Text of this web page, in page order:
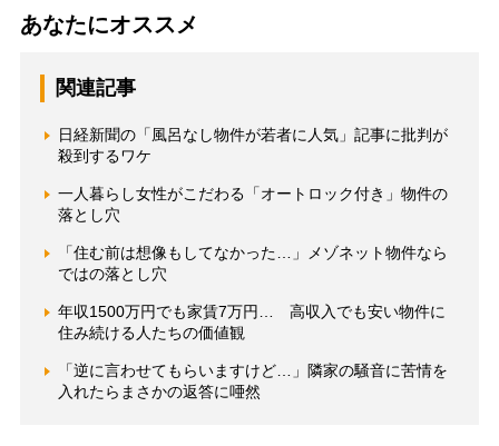
あなたにオススメ
関連記事
日経新聞の「風呂なし物件が若者に人気」記事に批判が
殺到するワケ
一人暮らし女性がこだわる「オートロック付き」物件の
落とし穴
「住む前は想像もしてなかった…」メゾネット物件なら
ではの落とし穴
年収1500万円でも家賃7万円… 高収入でも安い物件に
住み続ける人たちの価値観
「逆に言わせてもらいますけど…」隣家の騒音に苦情を
入れたらまさかの返答に唖然